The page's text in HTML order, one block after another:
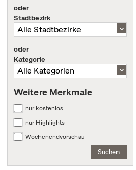
oder
Stadtbezirk
oder
Kategorie
Weitere Merkmale
nur kostenlos
nur Highlights
Wochenendvorschau
Suchen